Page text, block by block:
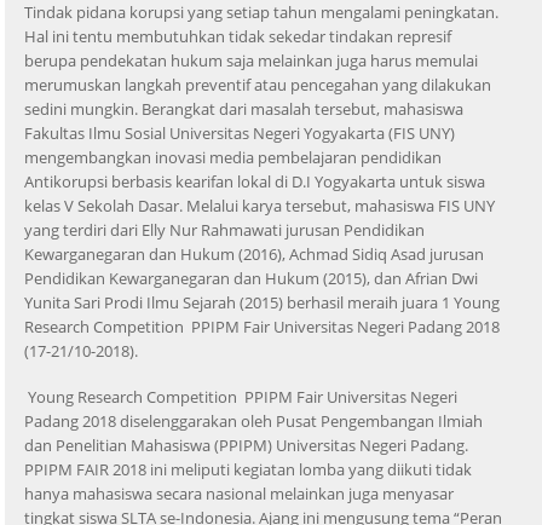
Tindak pidana korupsi yang setiap tahun mengalami peningkatan.
Hal ini tentu membutuhkan tidak sekedar tindakan represif
berupa pendekatan hukum saja melainkan juga harus memulai
merumuskan langkah preventif atau pencegahan yang dilakukan
sedini mungkin. Berangkat dari masalah tersebut, mahasiswa
Fakultas Ilmu Sosial Universitas Negeri Yogyakarta (FIS UNY)
mengembangkan inovasi media pembelajaran pendidikan
Antikorupsi berbasis kearifan lokal di D.I Yogyakarta untuk siswa
kelas V Sekolah Dasar. Melalui karya tersebut, mahasiswa FIS UNY
yang terdiri dari Elly Nur Rahmawati jurusan Pendidikan
Kewarganegaran dan Hukum (2016), Achmad Sidiq Asad jurusan
Pendidikan Kewarganegaran dan Hukum (2015), dan Afrian Dwi
Yunita Sari Prodi Ilmu Sejarah (2015) berhasil meraih juara 1 Young
Research Competition PPIPM Fair Universitas Negeri Padang 2018
(17-21/10-2018).
Young Research Competition PPIPM Fair Universitas Negeri
Padang 2018 diselenggarakan oleh Pusat Pengembangan Ilmiah
dan Penelitian Mahasiswa (PPIPM) Universitas Negeri Padang.
PPIPM FAIR 2018 ini meliputi kegiatan lomba yang diikuti tidak
hanya mahasiswa secara nasional melainkan juga menyasar
tingkat siswa SLTA se-Indonesia. Ajang ini mengusung tema “Peran